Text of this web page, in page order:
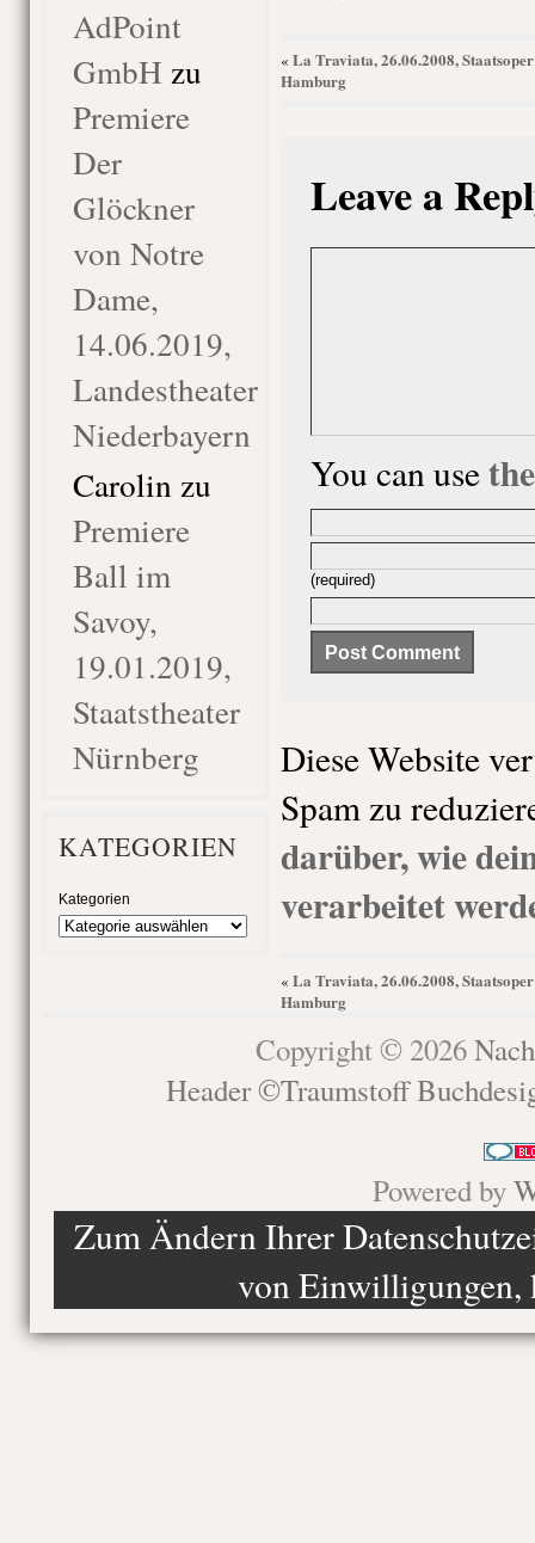
AdPoint
GmbH zu
Premiere
Der
Glöckner
von Notre
Dame,
14.06.2019,
Landestheater
Niederbayern
Carolin zu
Premiere
Ball im
Savoy,
19.01.2019,
Staatstheater
Nürnberg
KATEGORIEN
Kategorien
« La Traviata, 26.06.2008, Staatsoper
Hamburg
Leave a
You can use
(required)
Diese Website
Spam zu
darüber, wie
verarbeitet
« La Traviata, 26.06.2008, Staatsoper
Hamburg
Copyright © 2026
Header ©Traumstoff
Powered by
Zum Ändern Ihrer
von